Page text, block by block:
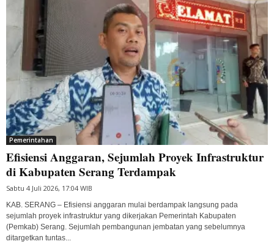
Pemerintahan
Efisiensi Anggaran, Sejumlah Proyek Infrastruktur
di Kabupaten Serang Terdampak
Sabtu 4 Juli 2026, 17:04 WIB
KAB. SERANG – Efisiensi anggaran mulai berdampak langsung pada
sejumlah proyek infrastruktur yang dikerjakan Pemerintah Kabupaten
(Pemkab) Serang. Sejumlah pembangunan jembatan yang sebelumnya
ditargetkan tuntas...